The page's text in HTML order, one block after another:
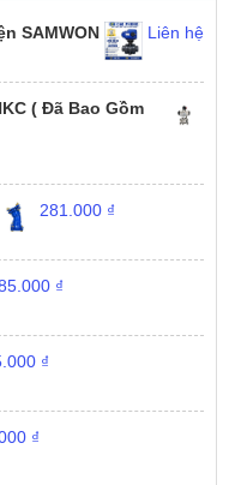
SAMWON Liên hệ
( Đã Bao Gồm
281.000 ₫
₫
₫
₫